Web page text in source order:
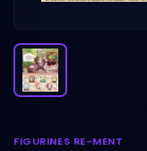
FIGURINES RE-MENT